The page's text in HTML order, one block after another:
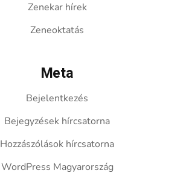
Zenekar hírek
Zeneoktatás
Meta
Bejelentkezés
Bejegyzések hírcsatorna
Hozzászólások hírcsatorna
WordPress Magyarország